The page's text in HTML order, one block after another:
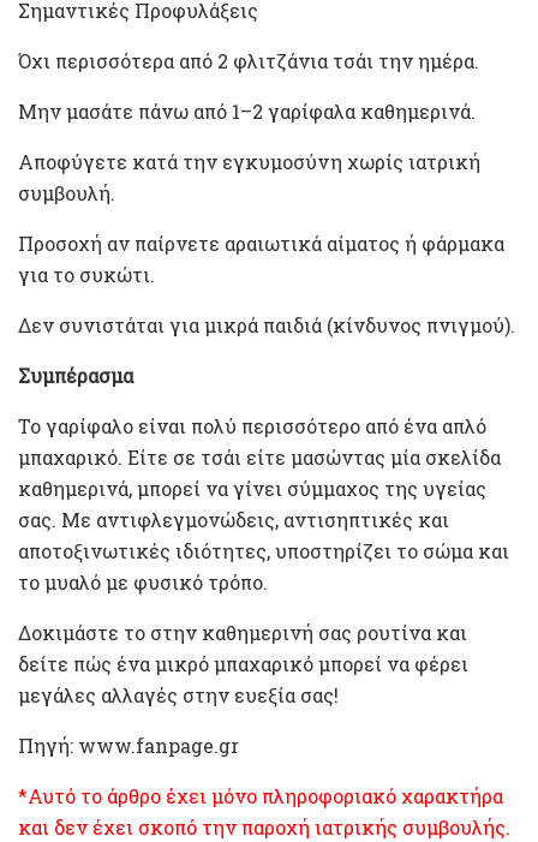
Σημαντικές Προφυλάξεις
Όχι περισσότερα από 2 φλιτζάνια τσάι την ημέρα.
Μην μασάτε πάνω από 1–2 γαρίφαλα καθημερινά.
Αποφύγετε κατά την εγκυμοσύνη χωρίς ιατρική
συμβουλή.
Προσοχή αν παίρνετε αραιωτικά αίματος ή φάρμακα
για το συκώτι.
Δεν συνιστάται για μικρά παιδιά (κίνδυνος πνιγμού).
Συμπέρασμα
Το γαρίφαλο είναι πολύ περισσότερο από ένα απλό
μπαχαρικό. Είτε σε τσάι είτε μασώντας μία σκελίδα
καθημερινά, μπορεί να γίνει σύμμαχος της υγείας
σας. Με αντιφλεγμονώδεις, αντισηπτικές και
αποτοξινωτικές ιδιότητες, υποστηρίζει το σώμα και
το μυαλό με φυσικό τρόπο.
Δοκιμάστε το στην καθημερινή σας ρουτίνα και
δείτε πώς ένα μικρό μπαχαρικό μπορεί να φέρει
μεγάλες αλλαγές στην ευεξία σας!
Πηγή: www.fanpage.gr
*Αυτό το άρθρο έχει μόνο πληροφοριακό χαρακτήρα
και δεν έχει σκοπό την παροχή ιατρικής συμβουλής.